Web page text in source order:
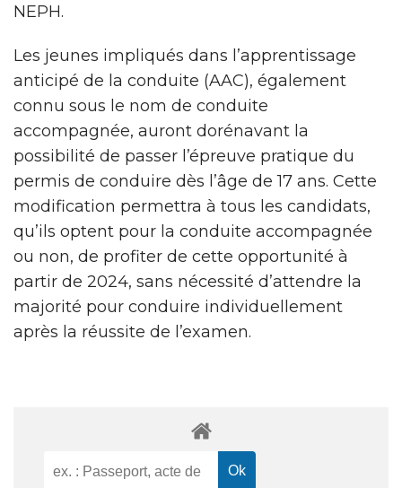
NEPH.
Les jeunes impliqués dans l’apprentissage
anticipé de la conduite (AAC), également
connu sous le nom de conduite
accompagnée, auront dorénavant la
possibilité de passer l’épreuve pratique du
permis de conduire dès l’âge de 17 ans. Cette
modification permettra à tous les candidats,
qu’ils optent pour la conduite accompagnée
ou non, de profiter de cette opportunité à
partir de 2024, sans nécessité d’attendre la
majorité pour conduire individuellement
après la réussite de l’examen.